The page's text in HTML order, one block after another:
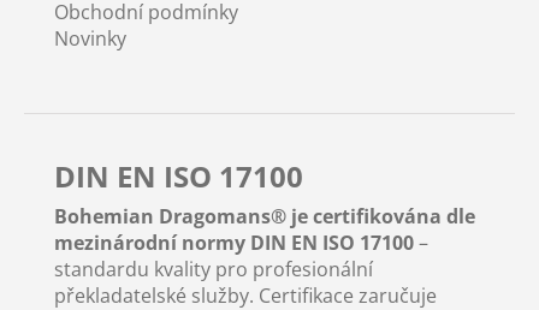
Obchodní podmínky
Novinky
DIN EN ISO 17100
Bohemian Dragomans® je certifikována dle
mezinárodní normy DIN EN ISO 17100–
standardu kvality pro profesionální
překladatelské služby. Certifikace zaručuje